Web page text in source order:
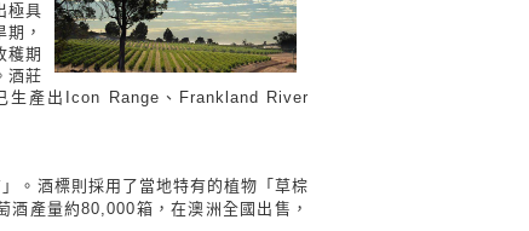
極具
，
穫期
酒莊
生產出Icon Range、Frankland River
。酒標則採用了當地特有的植物「草棕
產量約80,000箱，在澳洲全國出售，